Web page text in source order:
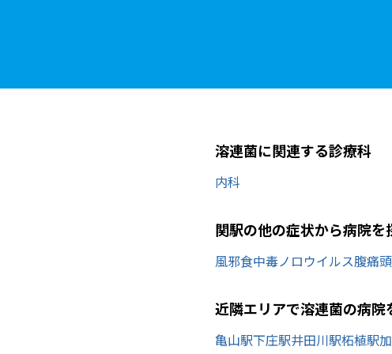
溶連菌に関連する診療科
内科
関駅の他の症状から病院を
風邪食中毒ノロウイルス腹痛
近隣エリアで溶連菌の病院
亀山駅下庄駅井田川駅柘植駅